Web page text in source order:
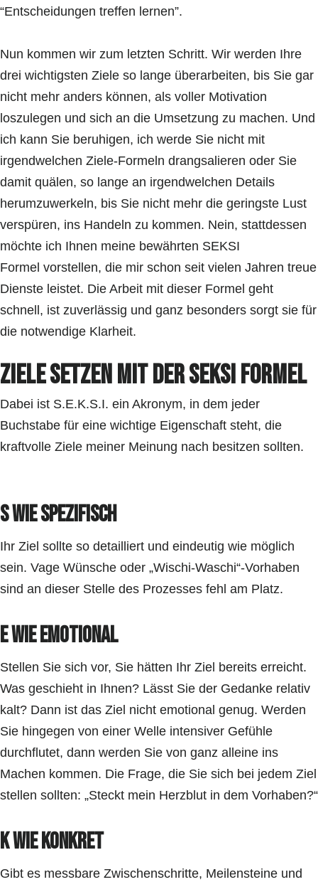
“Entscheidungen treffen lernen”.
Nun kommen wir zum letzten Schritt. Wir werden Ihre
drei wichtigsten Ziele so lange überarbeiten, bis Sie gar
nicht mehr anders können, als voller Motivation
loszulegen und sich an die Umsetzung zu machen. Und
ich kann Sie beruhigen, ich werde Sie nicht mit
irgendwelchen Ziele-Formeln drangsalieren oder Sie
damit quälen, so lange an irgendwelchen Details
herumzuwerkeln, bis Sie nicht mehr die geringste Lust
verspüren, ins Handeln zu kommen. Nein, stattdessen
möchte ich Ihnen meine bewährten SEKSI
Formel vorstellen, die mir schon seit vielen Jahren treue
Dienste leistet. Die Arbeit mit dieser Formel geht
schnell, ist zuverlässig und ganz besonders sorgt sie für
die notwendige Klarheit.
Ziele setzen mit der SEKSI Formel
Dabei ist S.E.K.S.I. ein Akronym, in dem jeder
Buchstabe für eine wichtige Eigenschaft steht, die
kraftvolle Ziele meiner Meinung nach besitzen sollten.
S wie SPEZIFISCH
Ihr Ziel sollte so detailliert und eindeutig wie möglich
sein. Vage Wünsche oder „Wischi-Waschi“-Vorhaben
sind an dieser Stelle des Prozesses fehl am Platz.
E wie EMOTIONAL
Stellen Sie sich vor, Sie hätten Ihr Ziel bereits erreicht.
Was geschieht in Ihnen? Lässt Sie der Gedanke relativ
kalt? Dann ist das Ziel nicht emotional genug. Werden
Sie hingegen von einer Welle intensiver Gefühle
durchflutet, dann werden Sie von ganz alleine ins
Machen kommen. Die Frage, die Sie sich bei jedem Ziel
stellen sollten: „Steckt mein Herzblut in dem Vorhaben?“
K wie KONKRET
Gibt es messbare Zwischenschritte, Meilensteine und